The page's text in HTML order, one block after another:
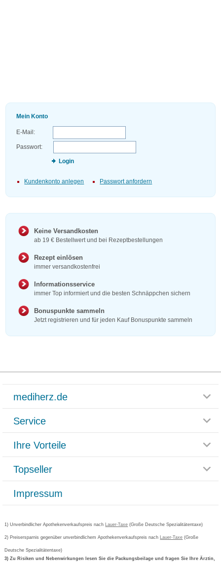
Mein Konto
E-Mail:
Passwort:
Login
Kundenkonto anlegen Passwort anfordern
Keine Versandkosten
ab 19 € Bestellwert und bei Rezeptbestellungen
Rezept einlösen
immer versandkostenfrei
Informationsservice
immer Top informiert und die besten Schnäppchen sichern
Bonuspunkte sammeln
Jetzt registrieren und für jeden Kauf Bonuspunkte sammeln
mediherz.de
Glossar
Häufig gestellte Fragen
Datenschutz
AGB
Cookie-Einstellungen
Vertrag widerrufen
Service
Rücksendemöglichkeit
Paketlieferstatus
Versandkosten
Bestellschein ausfüllen
Newsletteranmeldung
Ihre Vorteile
Rezeptlieferung
Bonusprogramm
Gutschein und Rabatte
Kundenbewertung
Topseller
Grippostad
Bepanthen
Formoline
Impressum
1) Unverbindlicher Apothekenverkaufspreis nach Lauer-Taxe (Große Deutsche Spezialitätentaxe)
2) Preisersparnis gegenüber unverbindlichem Apothekenverkaufspreis nach Lauer-Taxe (Große
Deutsche Spezialitätentaxe)
3) Zu Risiken und Nebenwirkungen lesen Sie die Packungsbeilage und fragen Sie Ihre Ärztin,